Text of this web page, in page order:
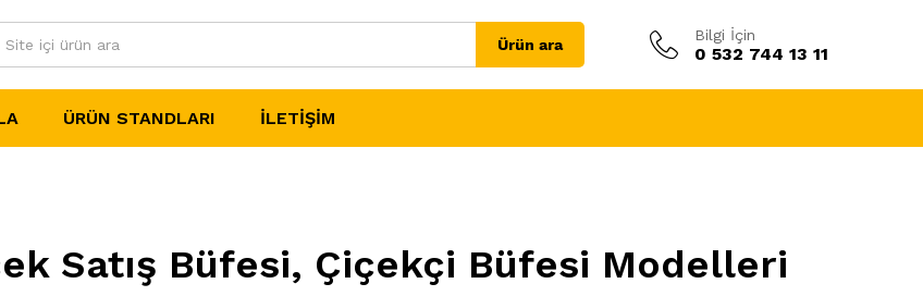
Ürün ara
Bilgi İçin
0 532 744 13 11
ÜRÜN STANDLARI İLETIŞIM
Satış Büfesi, Çiçekçi Büfesi Modelleri